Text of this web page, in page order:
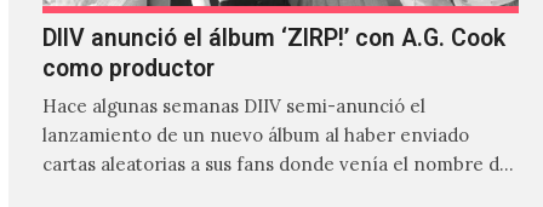
DIIV anunció el álbum ‘ZIRP!’ con A.G. Cook
como productor
Hace algunas semanas DIIV semi-anunció el
lanzamiento de un nuevo álbum al haber enviado
cartas aleatorias a sus fans donde venía el nombre de